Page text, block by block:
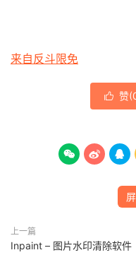
来自反斗限免
 赞(
  
上一篇
Inpaint – 图片水印清除软件